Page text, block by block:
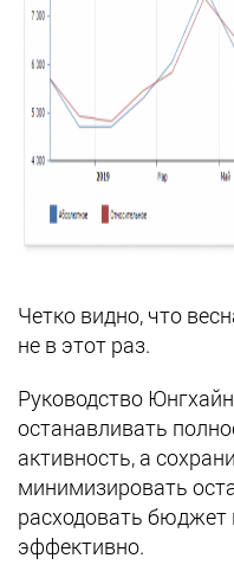
Четко видно, что
не в этот раз.
Руководство
останавливать
активность, а
минимизировать
расходовать
эффективно.